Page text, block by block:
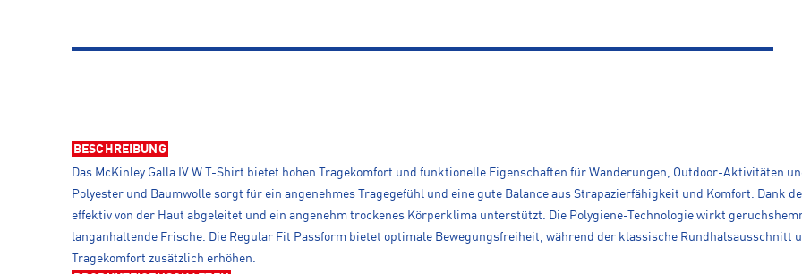
BESCHREIBUNG
Das McKinley Galla IV W T-Shirt bietet hohen Tragekomfort und funktionelle Eigenschaften für Wanderungen, Outdoor-Aktivitäten
Polyester und Baumwolle sorgt für ein angenehmes Tragegefühl und eine gute Balance aus Strapazierfähigkeit und Komfort. Dank
effektiv von der Haut abgeleitet und ein angenehm trockenes Körperklima unterstützt. Die Polygiene-Technologie wirkt
langanhaltende Frische. Die Regular Fit Passform bietet optimale Bewegungsfreiheit, während der klassische Rundhalsausschnitt
Tragekomfort zusätzlich erhöhen.